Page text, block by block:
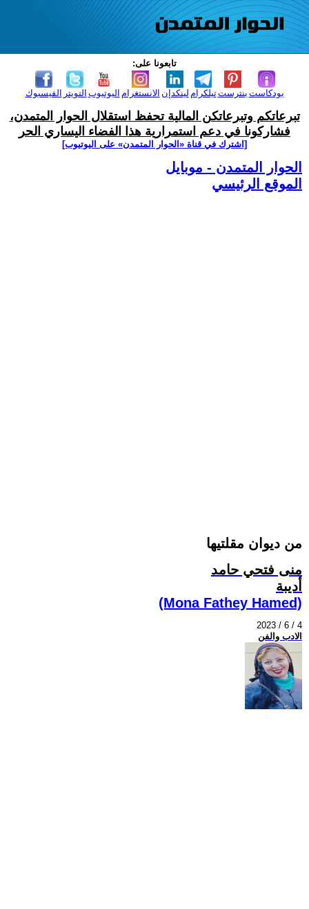
تابعونا على:
الفيسبوك التويتر اليوتيوب الانستغرام لينكدإن تيلكرامبنترست بودكاست
تبرعاتكم وتبرعاتكن المالية تحفظ استقلال الحوار المتمدن،
فشاركونا في دعم استمرارية هذا الفضاء اليساري الحر
[اشترك في قناة ‫«الحوار المتمدن» على اليوتيوب]
الحوار المتمدن - موبايل
الموقع الرئيسي
من ديوان مقلتيها
منى فتحي حامد
أديبة
(Mona Fathey Hamed)
2023 / 6 / 4
الادب والفن